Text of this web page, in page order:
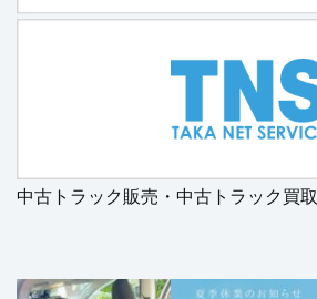
中古トラック販売・中古トラック買取